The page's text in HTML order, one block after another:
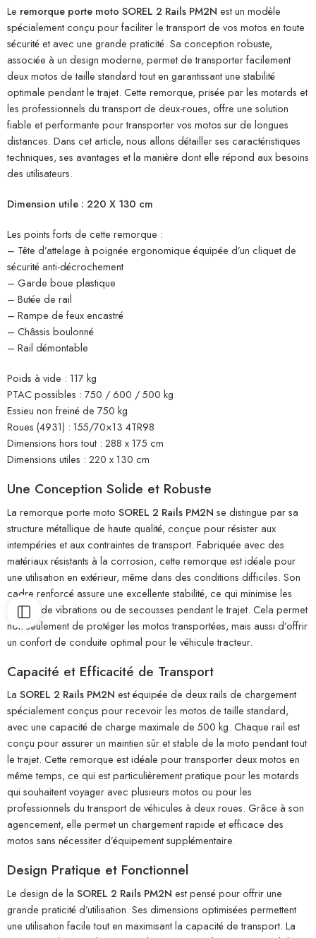
Le remorque porte moto SOREL 2 Rails PM2N est un modèle
spécialement conçu pour faciliter le transport de vos motos en toute
sécurité et avec une grande praticité. Sa conception robuste,
associée à un design moderne, permet de transporter facilement
deux motos de taille standard tout en garantissant une stabilité
optimale pendant le trajet. Cette remorque, prisée par les motards et
les professionnels du transport de deux-roues, offre une solution
fiable et performante pour transporter vos motos sur de longues
distances. Dans cet article, nous allons détailler ses caractéristiques
techniques, ses avantages et la manière dont elle répond aux besoins
des utilisateurs.
Dimension utile : 220 X 130 cm
Les points forts de cette remorque :
– Tête d’attelage à poignée ergonomique équipée d’un cliquet de
sécurité anti-décrochement
– Garde boue plastique
– Butée de rail
– Rampe de feux encastré
– Châssis boulonné
– Rail démontable
Poids à vide : 117 kg
PTAC possibles : 750 / 600 / 500 kg
Essieu non freiné de 750 kg
Roues (4931) : 155/70×13 4TR98
Dimensions hors tout : 288 x 175 cm
Dimensions utiles : 220 x 130 cm
Une Conception Solide et Robuste
La remorque porte moto SOREL 2 Rails PM2N se distingue par sa
structure métallique de haute qualité, conçue pour résister aux
intempéries et aux contraintes de transport. Fabriquée avec des
matériaux résistants à la corrosion, cette remorque est idéale pour
une utilisation en extérieur, même dans des conditions difficiles. Son
cadre renforcé assure une excellente stabilité, ce qui minimise les
risques de vibrations ou de secousses pendant le trajet. Cela permet
non seulement de protéger les motos transportées, mais aussi d’offrir
un confort de conduite optimal pour le véhicule tracteur.
Capacité et Efficacité de Transport
La SOREL 2 Rails PM2N est équipée de deux rails de chargement
spécialement conçus pour recevoir les motos de taille standard,
avec une capacité de charge maximale de 500 kg. Chaque rail est
conçu pour assurer un maintien sûr et stable de la moto pendant tout
le trajet. Cette remorque est idéale pour transporter deux motos en
même temps, ce qui est particulièrement pratique pour les motards
qui souhaitent voyager avec plusieurs motos ou pour les
professionnels du transport de véhicules à deux roues. Grâce à son
agencement, elle permet un chargement rapide et efficace des
motos sans nécessiter d’équipement supplémentaire.
Design Pratique et Fonctionnel
Le design de la SOREL 2 Rails PM2N est pensé pour offrir une
grande praticité d’utilisation. Ses dimensions optimisées permettent
une utilisation facile tout en maximisant la capacité de transport. La